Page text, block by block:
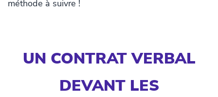
méthode à suivre !
UN CONTRAT VERBAL
DEVANT LES